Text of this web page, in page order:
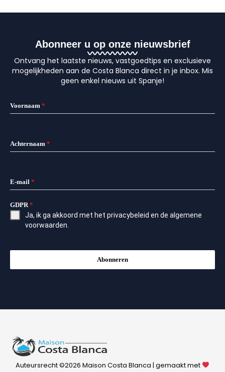
Abonneer u op onze nieuwsbrief
Ontvang het laatste nieuws, vastgoedtips en exclusieve
mogelijkheden aan de Costa Blanca direct in je inbox. Mis
geen enkel nieuws uit Spanje!
Voornaam *
Achternaam *
E-mail *
GDPR*
Ja, ik ga akkoord met het privacybeleid en de algemene
voorwaarden
Abonneren
Auteursrecht ©2026 Maison Costa Blanca | gemaakt met